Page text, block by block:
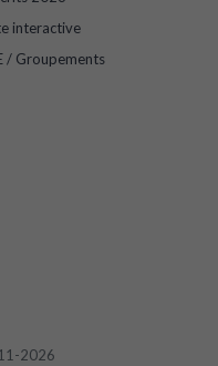
interactive
/ Groupements
2026